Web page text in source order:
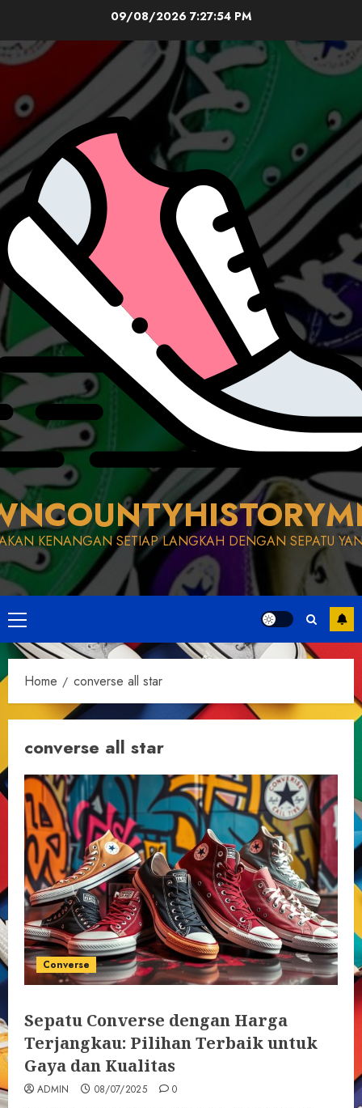
content
09/08/2026 7:27:56 PM
KENANGAN SETIAP LANGKAH DENGAN SEPATU
Primary
Menu
Home converse all star
converse all star
Converse
Sepatu Converse dengan Harga
Terjangkau: Pilihan Terbaik untuk
Gaya dan Kualitas
ADMIN 08/07/2025 0